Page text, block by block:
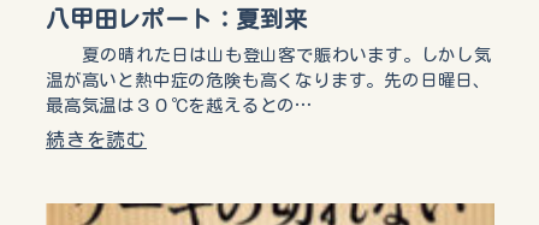
八甲田レポート：夏到来
夏の晴れた日は山も登山客で賑わいます。しかし気
温が高いと熱中症の危険も高くなります。先の日曜日、
最高気温は３０℃を越えるとの…
続きを読む